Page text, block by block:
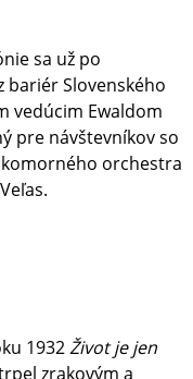
sa už po
Slovenského
vedúcim Ewaldom
pre návštevníkov so
orchestra
1932Život je jen
zrakovým a